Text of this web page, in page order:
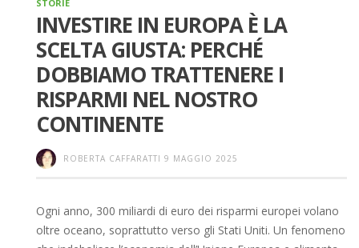
STORIE
INVESTIRE IN EUROPA È LA
SCELTA GIUSTA: PERCHÉ
DOBBIAMO TRATTENERE I
RISPARMI NEL NOSTRO
CONTINENTE
ROBERTA CAFFARATTI 9 MAGGIO 2025
Ogni anno, 300 miliardi di euro dei risparmi europei volano
oltre oceano, soprattutto verso gli Stati Uniti. Un fenomeno